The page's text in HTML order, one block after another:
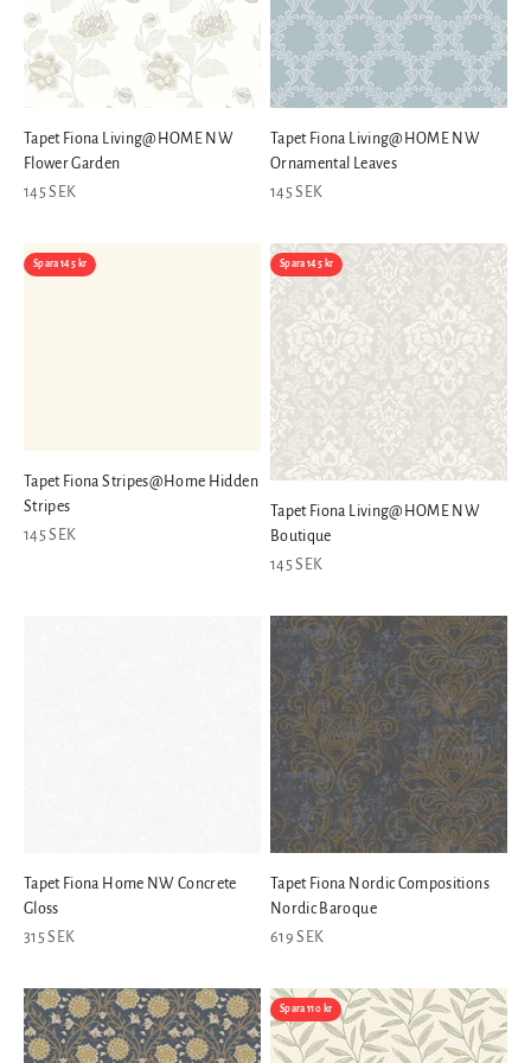
Tapet Fiona Living@HOME NW
Flower Garden
REA-pris
145 SEK
Tapet Fiona Living@HOME NW
Ornamental Leaves
REA-pris
145 SEK
Spara 145 kr
Tapet Fiona Stripes@Home Hidden
Stripes
REA-pris
145 SEK
Spara 145 kr
Tapet Fiona Living@HOME NW
Boutique
REA-pris
145 SEK
Tapet Fiona Home NW Concrete
Gloss
REA-pris
315 SEK
Tapet Fiona Nordic Compositions
Nordic Baroque
REA-pris
619 SEK
Spara 110 kr